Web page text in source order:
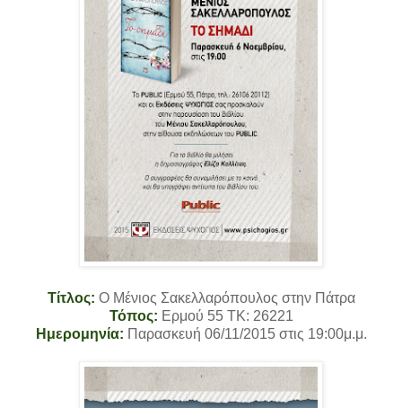
Τίτλος: Ο Μένιος Σακελλαρόπουλος στην Πάτρα
Τόπος: Eρμού 55 TK: 26221
Ημερομηνία: Παρασκευή 06/11/2015 στις 19:00μ.μ.